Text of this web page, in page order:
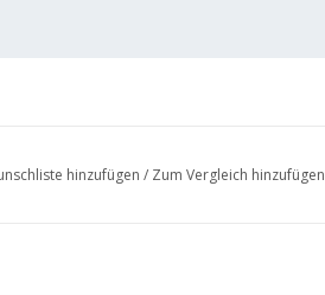
hinzufügen / Zum Vergleich hinzufügen